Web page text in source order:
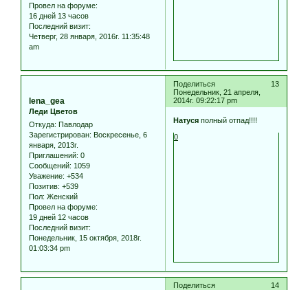
Провел на форуме:
16 дней 13 часов
Последний визит:
Четверг, 28 января, 2016г. 11:35:48
am
Поделиться
13
Понедельник, 21 апреля,
2014г. 09:22:17 pm
lena_gea
Леди Цветов
Откуда: Павлодар
Зарегистрирован: Воскресенье, 6
января, 2013г.
Приглашений: 0
Сообщений: 1059
Уважение: +534
Позитив: +539
Пол: Женский
Провел на форуме:
19 дней 12 часов
Последний визит:
Понедельник, 15 октября, 2018г.
01:03:34 pm
Натуся полный отпад!!!!
0
Поделиться
14